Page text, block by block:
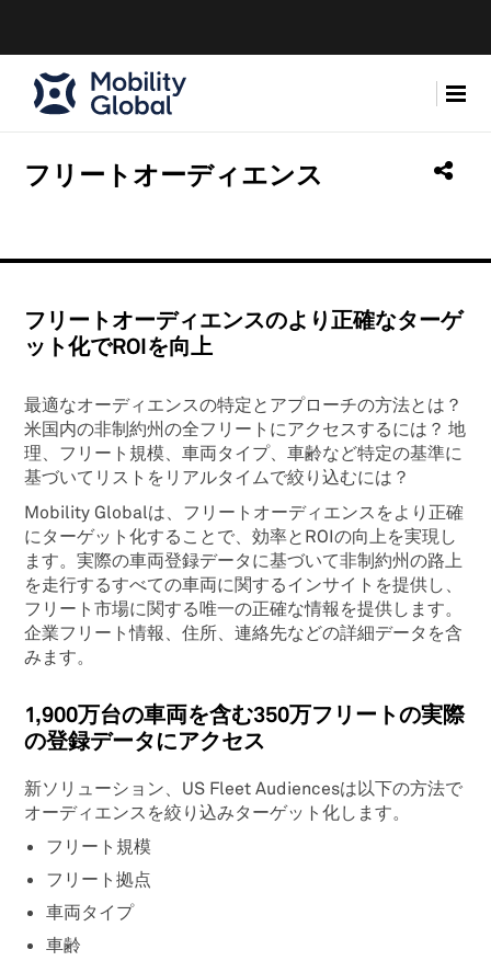
フリートオーディエンス
フリートオーディエンスのより正確なターゲ
ット化でROIを向上
最適なオーディエンスの特定とアプローチの方法とは？
米国内の非制約州の全フリートにアクセスするには？ 地
理、フリート規模、車両タイプ、車齢など特定の基準に
基づいてリストをリアルタイムで絞り込むには？
Mobility Globalは、フリートオーディエンスをより正確
にターゲット化することで、効率とROIの向上を実現し
ます。実際の車両登録データに基づいて非制約州の路上
を走行するすべての車両に関するインサイトを提供し、
フリート市場に関する唯一の正確な情報を提供します。
企業フリート情報、住所、連絡先などの詳細データを含
みます。
1,900万台の車両を含む350万フリートの実際
の登録データにアクセス
新ソリューション、US Fleet Audiencesは以下の方法で
オーディエンスを絞り込みターゲット化します。
フリート規模
フリート拠点
車両タイプ
車齢